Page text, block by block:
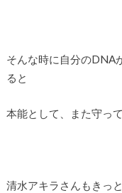
そんな時に自分のDNA
ると
本能として、また守っ
清水アキラさんもきっ